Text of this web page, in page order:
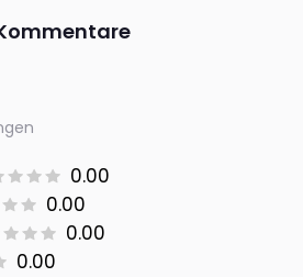
0.00
0.00
0.00
0.00